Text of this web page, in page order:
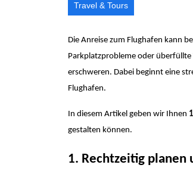
Travel & Tours
Die Anreise zum Flughafen kann
Parkplatzprobleme oder
erschweren. Dabei beginnt eine
Flughafen.
In diesem Artikel geben wir Ihnen
gestalten können.
1. Rechtzeitig planen